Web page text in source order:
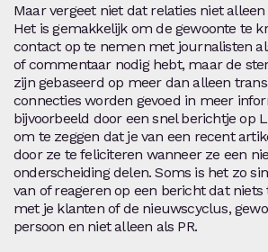
Maar vergeet niet dat relaties niet
Het is gemakkelijk om de gewoonte te
contact op te nemen met journalisten
of commentaar nodig hebt, maar de
zijn gebaseerd op meer dan alleen
connecties worden gevoed in meer
bijvoorbeeld door een snel berichtje op
om te zeggen dat je van een recent
door ze te feliciteren wanneer ze een
onderscheiding delen. Soms is het zo
van of reageren op een bericht dat
met je klanten of de nieuwscyclus,
persoon en niet alleen als PR.